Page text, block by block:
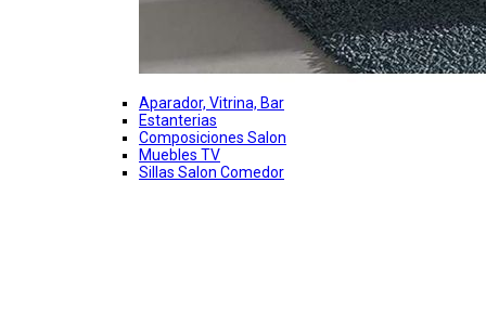
Aparador, Vitrina, Bar
Estanterias
Composiciones Salon
Muebles TV
Sillas Salon Comedor